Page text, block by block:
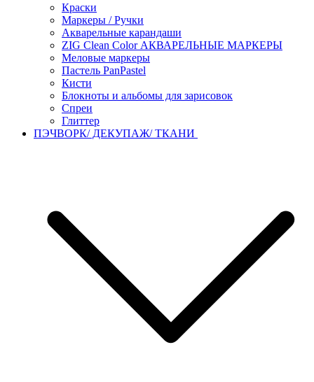
Краски
Маркеры / Ручки
Акварельные карандаши
ZIG Clean Color АКВАРЕЛЬНЫЕ МАРКЕРЫ
Меловые маркеры
Пастель PanPastel
Кисти
Блокноты и альбомы для зарисовок
Спреи
Глиттер
ПЭЧВОРК/ ДЕКУПАЖ/ ТКАНИ